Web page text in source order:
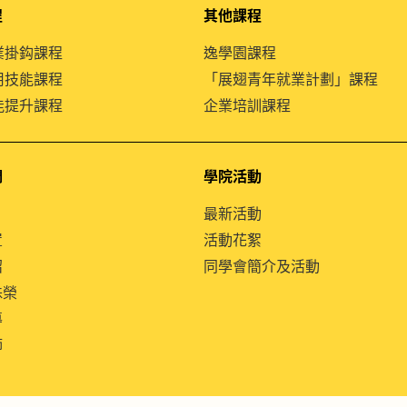
掛鈎課程
技能課程
提升課程
其他課程
逸學園課程
「展翅青年就業計劃」課程
企業培訓課程
學院活動
最新活動
活動花絮
同學會簡介及活動